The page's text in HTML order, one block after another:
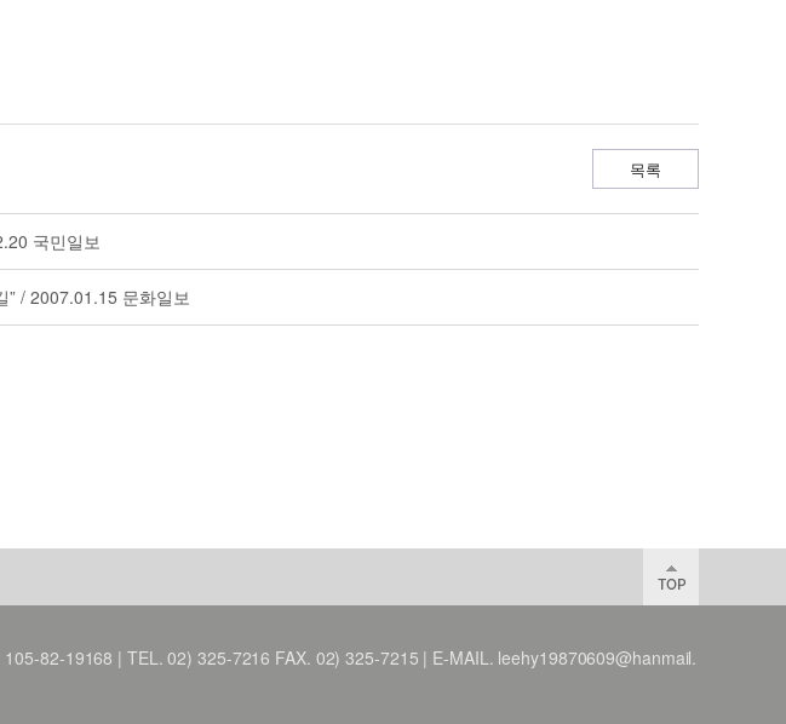
목록
국민일보
” / 2007.01.15 문화일보
82-19168 | TEL. 02) 325-7216 FAX. 02) 325-7215 | E-MAIL. leehy19870609@hanmail.